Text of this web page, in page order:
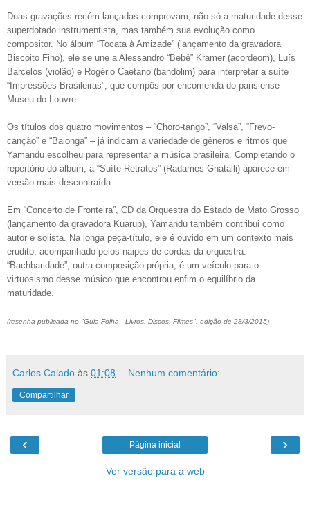
Duas gravações recém-lançadas comprovam, não só a maturidade desse
superdotado instrumentista, mas também sua evolução como
compositor. No álbum “Tocata à Amizade” (lançamento da gravadora
Biscoito Fino), ele se une a Alessandro “Bebê” Kramer (acordeom), Luís
Barcelos (violão) e Rogério Caetano (bandolim) para interpretar a suíte
“Impressões Brasileiras”, que compôs por encomenda do parisiense
Museu do Louvre.
Os títulos dos quatro movimentos – “Choro-tango”, “Valsa”, “Frevo-
canção” e “Baionga” – já indicam a variedade de gêneros e ritmos que
Yamandu escolheu para representar a música brasileira. Completando o
repertório do álbum, a “Suíte Retratos” (Radamés Gnatalli) aparece em
versão mais descontraída.
Em “Concerto de Fronteira”, CD da Orquestra do Estado de Mato Grosso
(lançamento da gravadora Kuarup), Yamandu também contribui como
autor e solista. Na longa peça-título, ele é ouvido em um contexto mais
erudito, acompanhado pelos naipes de cordas da orquestra.
“Bachbaridade”, outra composição própria, é um veículo para o
virtuosismo desse músico que encontrou enfim o equilíbrio da
maturidade.
(resenha publicada no "Guia Folha - Livros, Discos, Filmes", edição de 28/3/2015)
Carlos Calado às 01:08 Nenhum comentário:
Compartilhar
‹ ›
Página inicial
Ver versão para a web